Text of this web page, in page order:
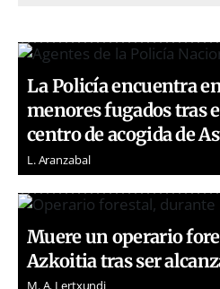
La Policía encuentra
menores fugados tras
centro de acogida de
L. Aranzabal
Muere un operario
Azkoitia tras ser